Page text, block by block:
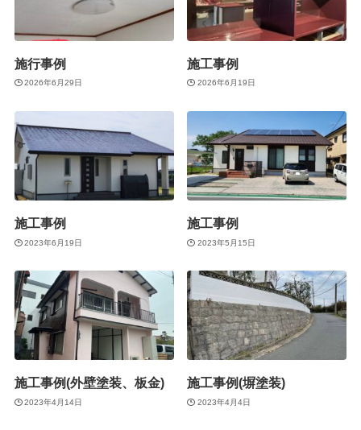
施行事例
2026年6月29日
施工事例
2026年6月19日
施工事例
2023年6月19日
施工事例
2023年5月15日
施工事例(外壁塗装、板金)
2023年4月14日
施工事例(塀塗装)
2023年4月4日